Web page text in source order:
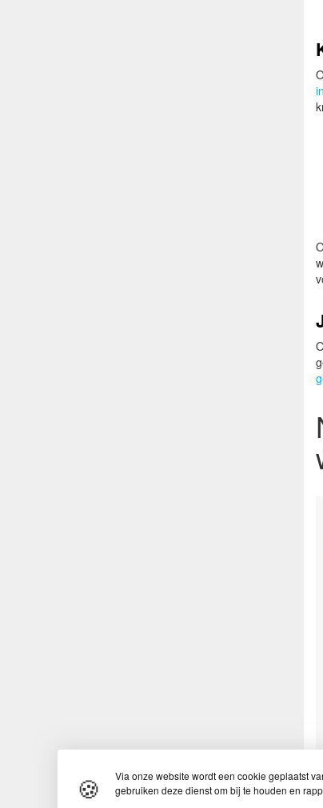
🍪
Via onze website wordt een cookie geplaatst
gebruiken deze dienst om bij te houden en